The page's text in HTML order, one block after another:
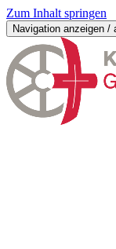
Zum Inhalt springen
Navigation anzeigen /